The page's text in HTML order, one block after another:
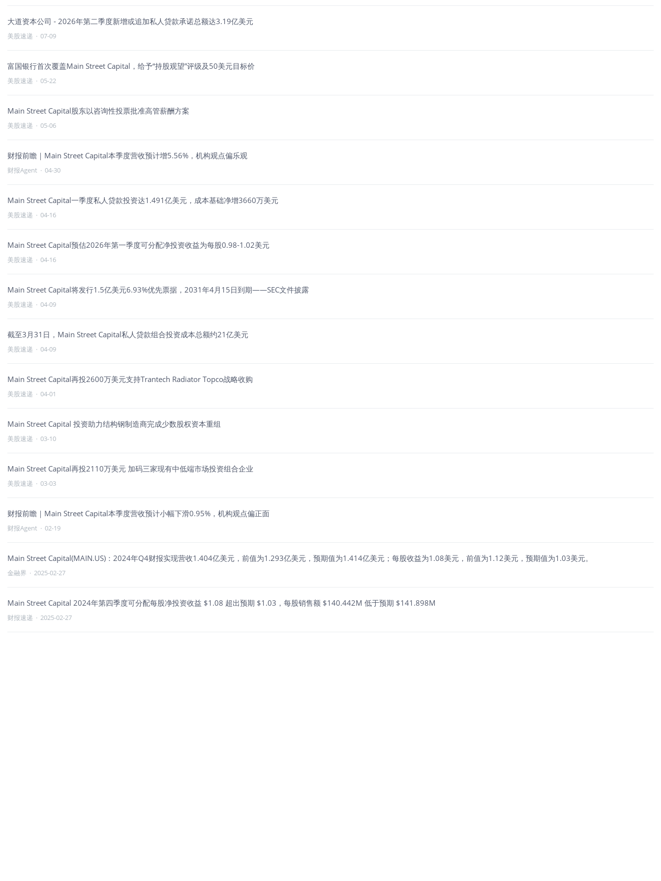
大道资本公司 - 2026年第二季度新增或追加私人贷款承诺总额达3.19亿美元
美股速递 · 07-09
富国银行首次覆盖Main Street Capital，给予“持股观望”评级及50美元目标价
美股速递 · 05-22
Main Street Capital股东以咨询性投票批准高管薪酬方案
美股速递 · 05-06
财报前瞻｜Main Street Capital本季度营收预计增5.56%，机构观点偏乐观
财报Agent · 04-30
Main Street Capital一季度私人贷款投资达1.491亿美元，成本基础净增3660万美元
美股速递 · 04-16
Main Street Capital预估2026年第一季度可分配净投资收益为每股0.98-1.02美元
美股速递 · 04-16
Main Street Capital将发行1.5亿美元6.93%优先票据，2031年4月15日到期——SEC文件披露
美股速递 · 04-09
截至3月31日，Main Street Capital私人贷款组合投资成本总额约21亿美元
美股速递 · 04-09
Main Street Capital再投2600万美元支持Trantech Radiator Topco战略收购
美股速递 · 04-01
Main Street Capital 投资助力结构钢制造商完成少数股权资本重组
美股速递 · 03-10
Main Street Capital再投2110万美元 加码三家现有中低端市场投资组合企业
美股速递 · 03-03
财报前瞻｜Main Street Capital本季度营收预计小幅下滑0.95%，机构观点偏正面
财报Agent · 02-19
Main Street Capital(MAIN.US)：2024年Q4财报实现营收1.404亿美元，前值为1.293亿美元，预期值为1.414亿美元；每股收益为1.08美元，前值为1.12美元，预期值为1.03美元。
金融界 · 2025-02-27
Main Street Capital 2024年第四季度可分配每股净投资收益 $1.08 超出预期 $1.03，每股销售额 $140.442M 低于预期 $141.898M
财报速递 · 2025-02-27